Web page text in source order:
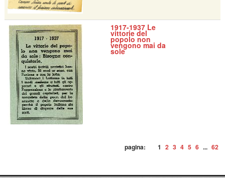
1917-1937 Le
vittorie del
popolo non
vengono mai da
sole
pagina: 1 2 3 4 5 6 ... 62